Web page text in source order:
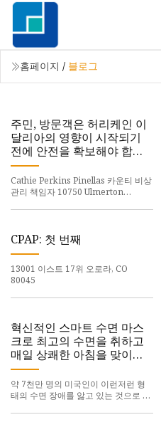
홈페이지 / 블로그
주민, 방문객은 허리케인 이
달리아의 영향이 시작되기
전에 안전을 확보해야 합니
다.
Cathie Perkins Pinellas 카운티 비상
관리 책임자 10750 Ulmerton
CPAP: 첫 번째
13001 이스트 17위 오로라, CO
80045
혁신적인 스마트 수면 마스
크로 최고의 수면을 취하고
매일 상쾌한 아침을 맞이하
세요
약 7천만 명의 미국인이 이런저런 형
태의 수면 장애를 앓고 있는 것으로 보